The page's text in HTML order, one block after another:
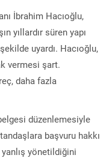
İbrahim Hacıoğlu,
yıllardır süren yapı
uyardı. Hacıoğlu,
vermesi şart.
daha fazla
düzenlemesiyle
başvuru hakkı
yanlış yönetildiğini